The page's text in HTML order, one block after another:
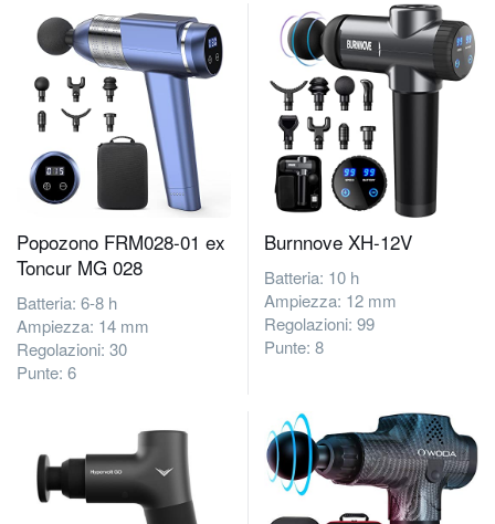
Popozono FRM028-01 ex
Toncur MG 028
Batteria: 6-8 h
Ampiezza: 14 mm
Regolazioni: 30
Punte: 6
Burnnove ‎XH-12V
Batteria: 10 h
Ampiezza: 12 mm
Regolazioni: 99
Punte: 8